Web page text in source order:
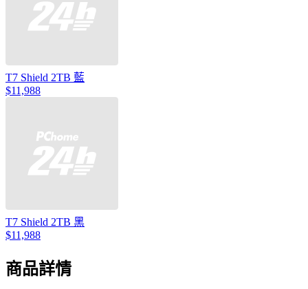
T7 Shield 2TB 藍
$11,988
T7 Shield 2TB 黑
$11,988
商品詳情